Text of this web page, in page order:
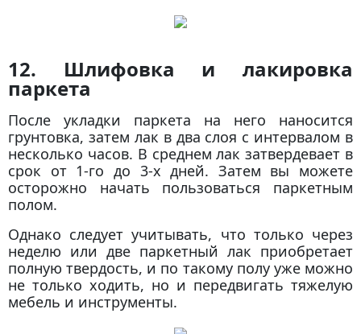
12. Шлифовка и лакировка
паркета
После укладки паркета на него наносится
грунтовка, затем лак в два слоя с интервалом в
несколько часов. В среднем лак затвердевает в
срок от 1-го до 3-х дней. Затем вы можете
осторожно начать пользоваться паркетным
полом.
Однако следует учитывать, что только через
неделю или две паркетный лак приобретает
полную твердость, и по такому полу уже можно
не только ходить, но и передвигать тяжелую
мебель и инструменты.